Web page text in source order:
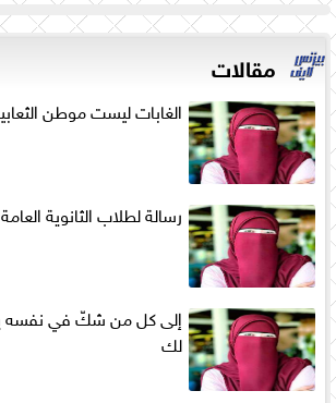
مقالات
الغابات ليست موطن
رسالة لطلاب الثانوية العامة
إلى كل من شكّ في نفسه
لك